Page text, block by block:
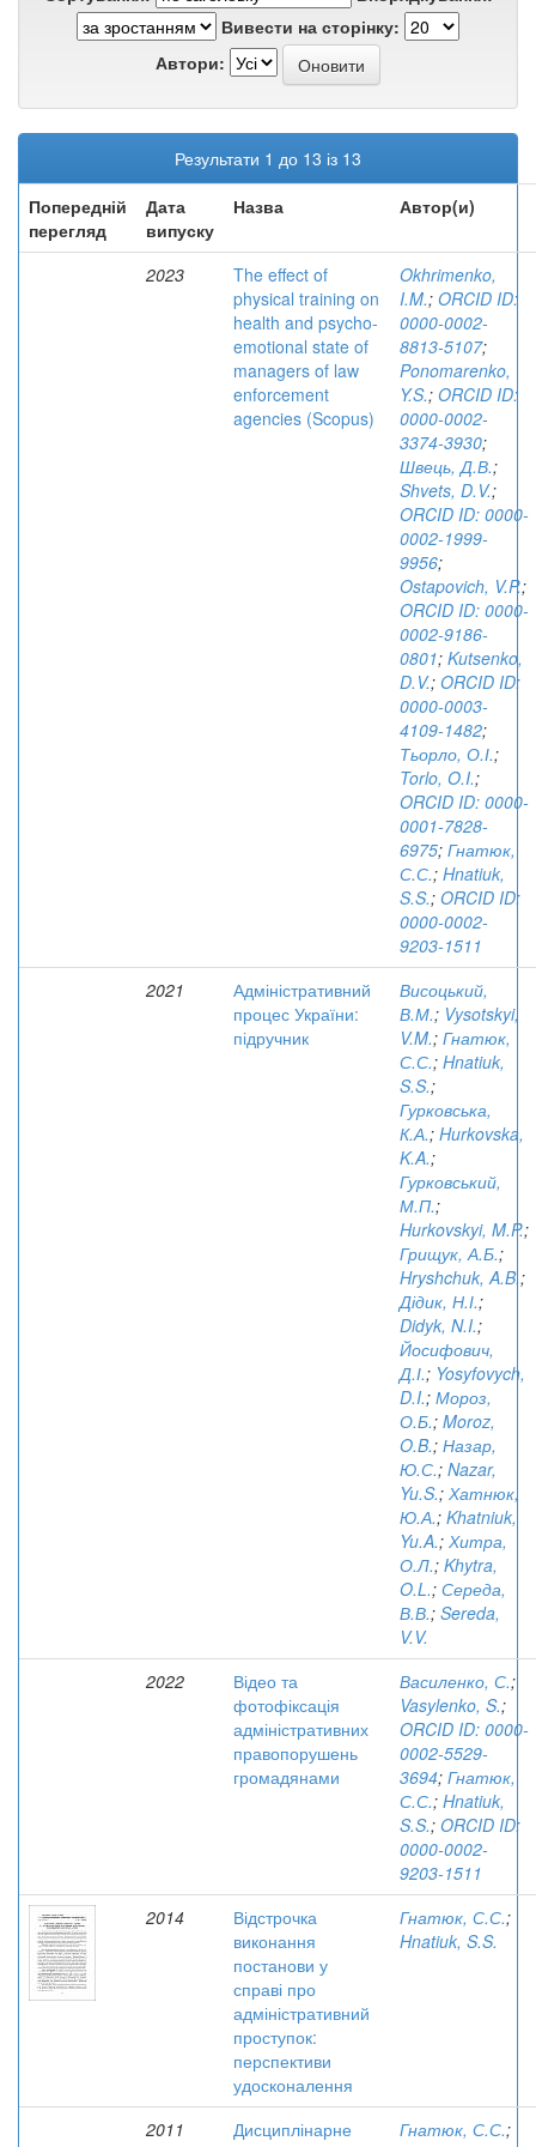
Вивести на сторінку:
Автори:
Результати 1 до 13 із 13
Попередній
перегляд
Дата
випуску
Назва Автор(и)
2023
The effect of
physical training on
health and psycho-
emotional state of
managers of law
enforcement
agencies (Scopus)
Okhrimenko,
I.M.; ORCID ID:
0000-0002-
8813-5107;
Ponomarenko,
Y.S.; ORCID ID:
0000-0002-
3374-3930;
Швець, Д.В.;
Shvets, D.V.;
ORCID ID: 0000-
0002-1999-
9956;
Ostapovich, V.P.;
ORCID ID: 0000-
0002-9186-
0801; Kutsenko,
D.V.; ORCID ID:
0000-0003-
4109-1482;
Тьорло, О.І.;
Torlo, O.I.;
ORCID ID: 0000-
0001-7828-
6975; Гнатюк,
С.С.; Hnatiuk,
S.S.; ORCID ID:
0000-0002-
9203-1511
2021
Адміністративний
процес України:
підручник
Висоцький,
В.М.; Vysotskyi,
V.M.; Гнатюк,
С.С.; Hnatiuk,
S.S.;
Гурковська,
К.А.; Hurkovska,
K.A.;
Гурковський,
М.П.;
Hurkovskyi, M.P.;
Грищук, А.Б.;
Hryshchuk, A.B.;
Дідик, Н.І.;
Didyk, N.I.;
Йосифович,
Д.І.; Yosyfovych,
D.I.; Мороз,
О.Б.; Moroz,
O.B.; Назар,
Ю.С.; Nazar,
Yu.S.; Хатнюк,
Ю.А.; Khatniuk,
Yu.A.; Хитра,
О.Л.; Khytra,
O.L.; Середа,
В.В.; Sereda,
V.V.
2022
Відео та
фотофіксація
адміністративних
правопорушень
громадянами
Василенко, С.;
Vasylenko, S.;
ORCID ID: 0000-
0002-5529-
3694; Гнатюк,
С.С.; Hnatiuk,
S.S.; ORCID ID:
0000-0002-
9203-1511
2014
Відстрочка
виконання
постанови у
справі про
адміністративний
проступок:
перспективи
удосконалення
Гнатюк, С.С.;
Hnatiuk, S.S.
2011
Дисциплінарне
Гнатюк, С.С.;